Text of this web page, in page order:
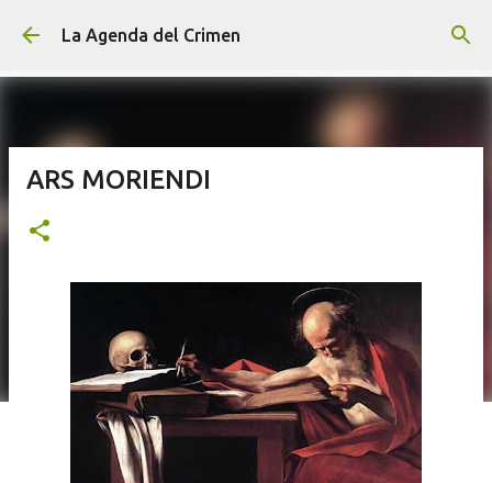
Ir al contenido principal
La Agenda del Crimen
ARS MORIENDI